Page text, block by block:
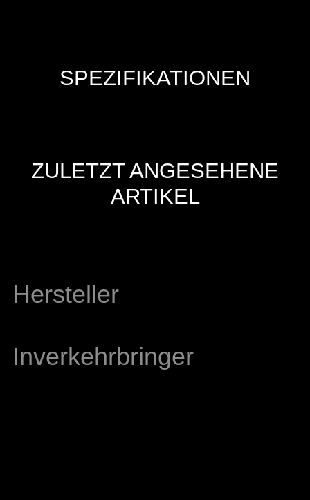
SPEZIFIKATIONEN
ZULETZT ANGESEHENE
ARTIKEL
Hersteller
Inverkehrbringer